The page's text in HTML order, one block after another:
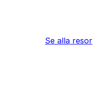
Se alla resor